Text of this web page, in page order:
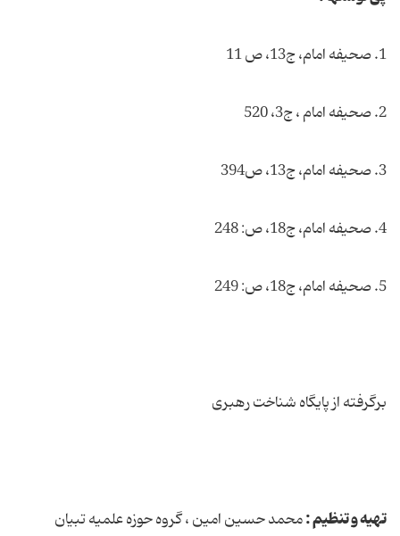
1. صحیفه امام، ج‏13، ص 11
2. صحیفه امام ، ج‏3، 520
3. صحیفه امام، ج‏13، ص394
4. صحیفه امام، ج‏18، ص: 248
5. صحیفه امام، ج‏18، ص: 249
برگرفته از پایگاه شناخت رهبری
تهیه و تنظیم :محمد حسین امین ، گروه حوزه علمیه تبیان